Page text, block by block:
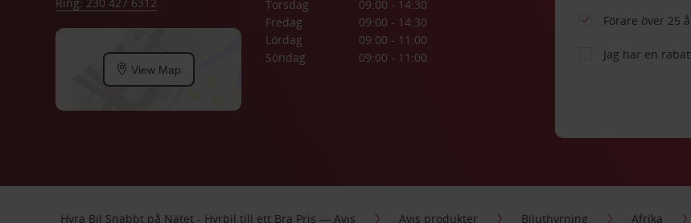
View Map
Torsdag
09:00 - 14:30
Fredag
09:00 - 14:30
Lördag
09:00 - 11:00
Söndag
09:00 - 11:00
Förare över 25
Jag har en
Hyra Bil Snabbt på Nätet - Hyrbil till ett Bra Pris — Avis Avis produkter Biluthyrning Afrika